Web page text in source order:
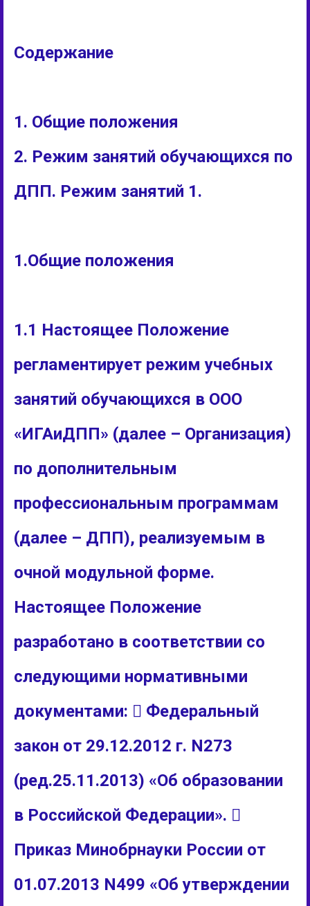
Содержание
1. Общие положения
2. Режим занятий обучающихся по
ДПП. Режим занятий 1.
1.Общие положения
1.1 Настоящее Положение
регламентирует режим учебных
занятий обучающихся в ООО
«ИГАиДПП» (далее – Организация)
по дополнительным
профессиональным программам
(далее – ДПП), реализуемым в
очной модульной форме.
Настоящее Положение
разработано в соответствии со
следующими нормативными
документами:  Федеральный
закон от 29.12.2012 г. N273
(ред.25.11.2013) «Об образовании
в Российской Федерации». 
Приказ Минобрнауки России от
01.07.2013 N499 «Об утверждении